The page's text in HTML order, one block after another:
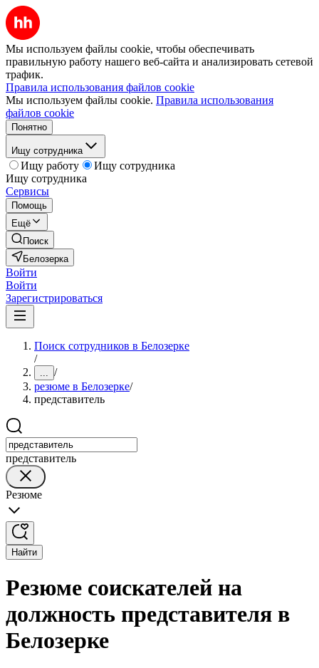
Мы используем файлы cookie, чтобы обеспечивать
правильную работу нашего веб-сайта и анализировать сетевой
трафик.
Правила использования файлов cookie
Мы используем файлы cookie. Правила использования
файлов cookie
Понятно
Ищу сотрудника
Ищу работу
Ищу сотрудника
Ищу сотрудника
Сервисы
Помощь
Ещё
Поиск
Белозерка
Войти
Войти
Зарегистрироваться
Поиск сотрудников в Белозерке
/
... /
резюме в Белозерке/
представитель
представитель
Резюме
Найти
Резюме соискателей на
должность представителя в
Белозерке